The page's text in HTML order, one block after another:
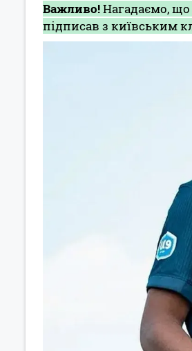
Важливо!Нагадаємо, що
підписав з київським